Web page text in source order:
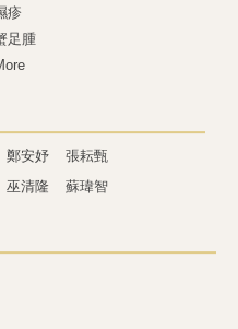
疹
足腫
鄭安妤
張耘甄
巫清隆 蘇瑋智